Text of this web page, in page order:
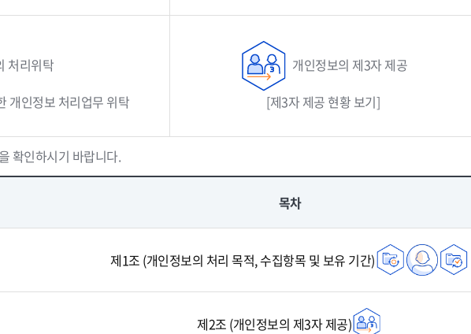
처리위탁
개인정보 처리업무 위탁
개인정보의 제3자 제공
[제3자 제공 현황 보기]
확인하시기 바랍니다.
목차
제1조 (개인정보의 처리 목적, 수집항목 및 보유 기간)
제2조 (개인정보의 제3자 제공)